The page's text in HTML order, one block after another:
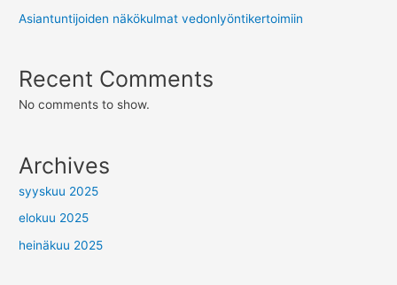
Asiantuntijoiden näkökulmat vedonlyöntikertoimiin
Recent Comments
No comments to show.
Archives
syyskuu 2025
elokuu 2025
heinäkuu 2025